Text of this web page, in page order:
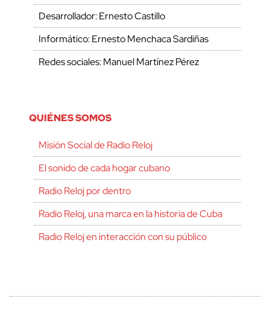
Desarrollador: Ernesto Castillo
Informático: Ernesto Menchaca Sardiñas
Redes sociales: Manuel Martínez Pérez
QUIÉNES SOMOS
Misión Social de Radio Reloj
El sonido de cada hogar cubano
Radio Reloj por dentro
Radio Reloj, una marca en la historia de Cuba
Radio Reloj en interacción con su público